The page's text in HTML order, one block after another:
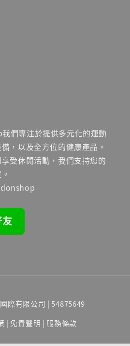
們專注於提供多元化的運動
，以及全方位的健康產品。
受休閒活動，我們支持您的
際有限公司 | 54875649
| 免責聲明 | 服務條款